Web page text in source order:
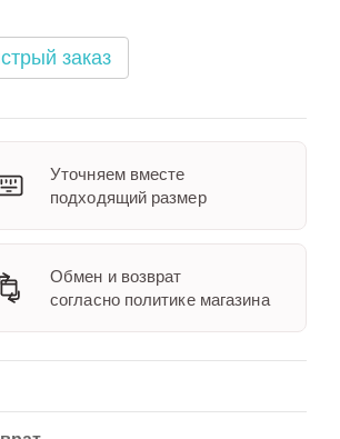
заказ
Уточняем вместе
подходящий размер
Обмен и возврат
согласно политике магазина